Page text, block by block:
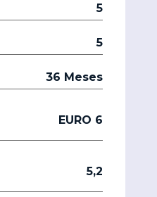
5
5
36 Meses
EURO 6
5,2